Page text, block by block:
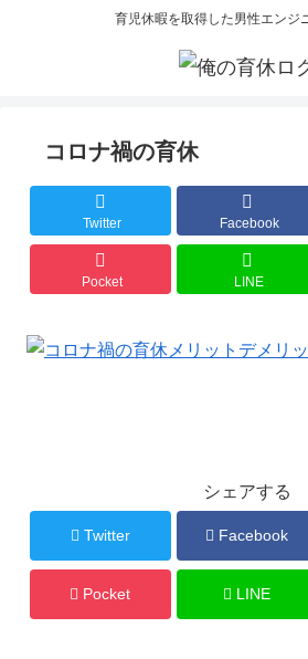
育児休暇を取得した男性エンジ
コロナ禍の育休
Twitter Facebook
Pocket LINE
シェアする
Twitter Facebook
Pocket LINE